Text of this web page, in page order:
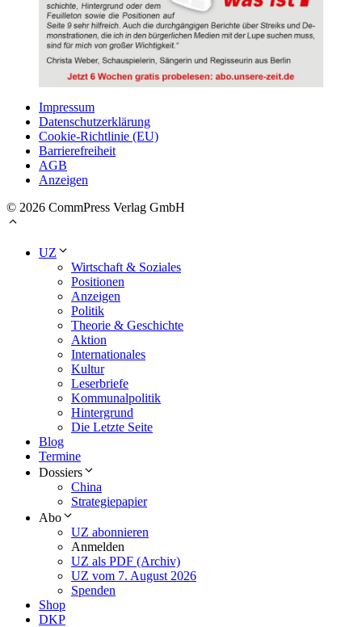
Impressum
Datenschutzerklärung
Cookie-Richtlinie (EU)
Barrierefreiheit
AGB
Anzeigen
© 2026 CommPress Verlag GmbH
UZ
Wirtschaft & Soziales
Positionen
Anzeigen
Politik
Theorie & Geschichte
Aktion
Internationales
Kultur
Leserbriefe
Kommunalpolitik
Hintergrund
Die Letzte Seite
Blog
Termine
Dossiers
China
Strategiepapier
Abo
UZ abonnieren
Anmelden
UZ als PDF (Archiv)
UZ vom 7. August 2026
Spenden
Shop
DKP